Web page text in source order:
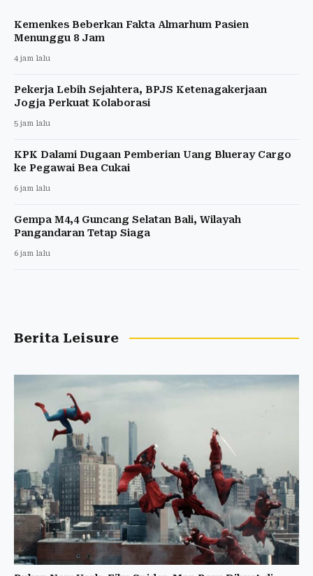
Kemenkes Beberkan Fakta Almarhum Pasien
Menunggu 8 Jam
4 jam lalu
Pekerja Lebih Sejahtera, BPJS Ketenagakerjaan
Jogja Perkuat Kolaborasi
5 jam lalu
KPK Dalami Dugaan Pemberian Uang Blueray Cargo
ke Pegawai Bea Cukai
6 jam lalu
Gempa M4,4 Guncang Selatan Bali, Wilayah
Pangandaran Tetap Siaga
6 jam lalu
Berita Leisure